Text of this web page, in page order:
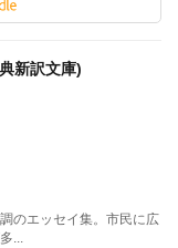
新訳文庫)
のエッセイ集。市民に広
...